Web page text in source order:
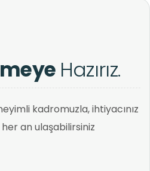
Hazırız.
kadromuzla, ihtiyacınız
an ulaşabilirsiniz